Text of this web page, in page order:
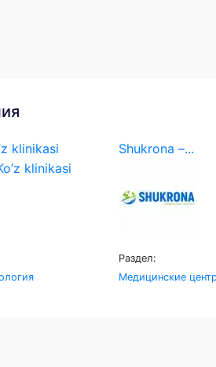
klinikasi Shukrona –...
Раздел:
Медицинские